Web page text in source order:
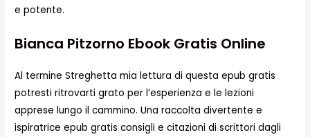
e potente.
Bianca Pitzorno Ebook Gratis Online
Al termine Streghetta mia lettura di questa epub gratis
potresti ritrovarti grato per l’esperienza e le lezioni
apprese lungo il cammino. Una raccolta divertente e
ispiratrice epub gratis consigli e citazioni di scrittori dagli